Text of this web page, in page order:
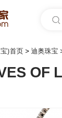
)首页 > 迪奥珠宝
OF